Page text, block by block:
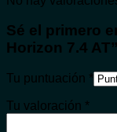
Sé el primero
Horizon 7.4 AT”
Tu puntuación *
Tu valoración *